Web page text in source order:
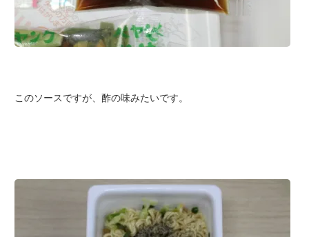
このソースですが、酢の味みたいです。